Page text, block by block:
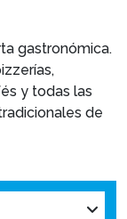
gastronómica.
y todas las
de